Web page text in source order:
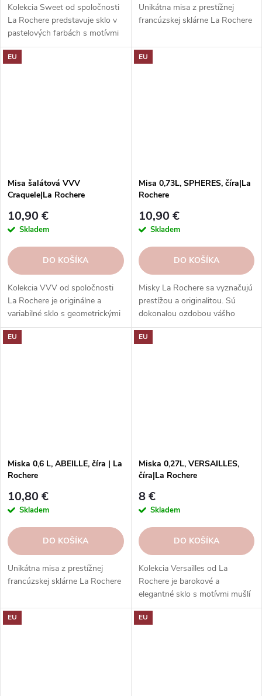
Kolekcia Sweet od spoločnosti
La Rochere predstavuje sklo v
pastelových farbách s motívmi
cukríkov. Skvele sa hodí na
podávanie sladkostí a koktailov.
Unikátna misa z prestížnej
francúzskej sklárne La Rochere
EU
Misa šalátová VVV
Craquele|La Rochere
10,90 €
Skladem
DO KOŠÍKA
Kolekcia VVV od spoločnosti
La Rochere je originálne a
variabilné sklo s geometrickými
tvarmi a dekormi. Ponúka rôzne
typy pohárov a nádob pre
EU
Misa 0,73L, SPHERES, číra|La
Rochere
10,90 €
Skladem
DO KOŠÍKA
Misky La Rochere sa vyznačujú
prestížou a originalitou. Sú
dokonalou ozdobou vášho
stola.
EU
Miska 0,6 L, ABEILLE, číra | La
Rochere
10,80 €
Skladem
DO KOŠÍKA
Unikátna misa z prestížnej
francúzskej sklárne La Rochere
EU
Miska 0,27L, VERSAILLES,
číra|La Rochere
8 €
Skladem
DO KOŠÍKA
Kolekcia Versailles od La
Rochere je barokové a
elegantné sklo s motívmi mušlí
a rastlín z francúzskeho paláca.
Ponúka rôzne typy pohárov a
EU EU